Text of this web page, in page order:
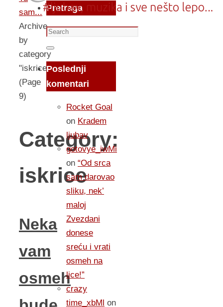
sam...
Archive
by
category
"iskrice"
(Page
9)
Category:
iskrice
Neka
vam
osmeh
Pretraga
Search
for:
Search
Poslednji
komentari
Rocket Goal
on Kradem
ljubav
gotovye_iwMi
on “Od srca
sam darovao
sliku, nek’
maloj
Zvezdani
donese
sreću i vrati
osmeh na
lice!”
crazy
time_xbMl on